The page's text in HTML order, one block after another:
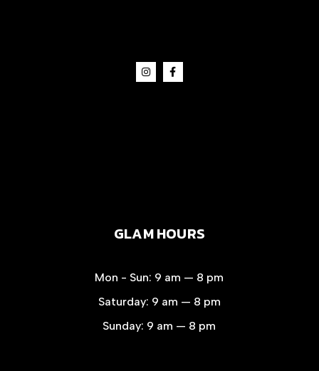
GLAM HOURS
Mon - Sun: 9 am — 8 pm
Saturday: 9 am — 8 pm
Sunday: 9 am — 8 pm